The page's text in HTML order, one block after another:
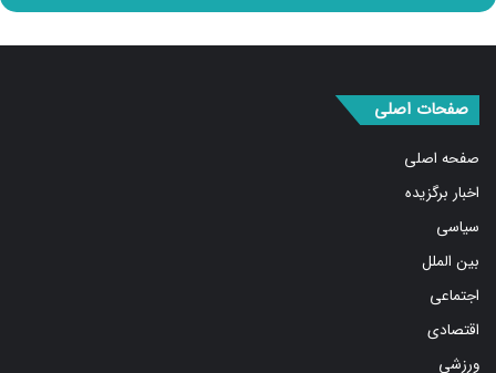
صفحه اصلی
اخبار برگزیده
سیاسی
بین الملل
اجتماعی
اقتصادی